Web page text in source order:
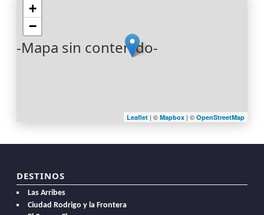
-Mapa sin contenido-
+
−
Leaflet| © Mapbox | © OpenStreetMap
DESTINOS
Las Arribes
Ciudad Rodrigo y la Frontera